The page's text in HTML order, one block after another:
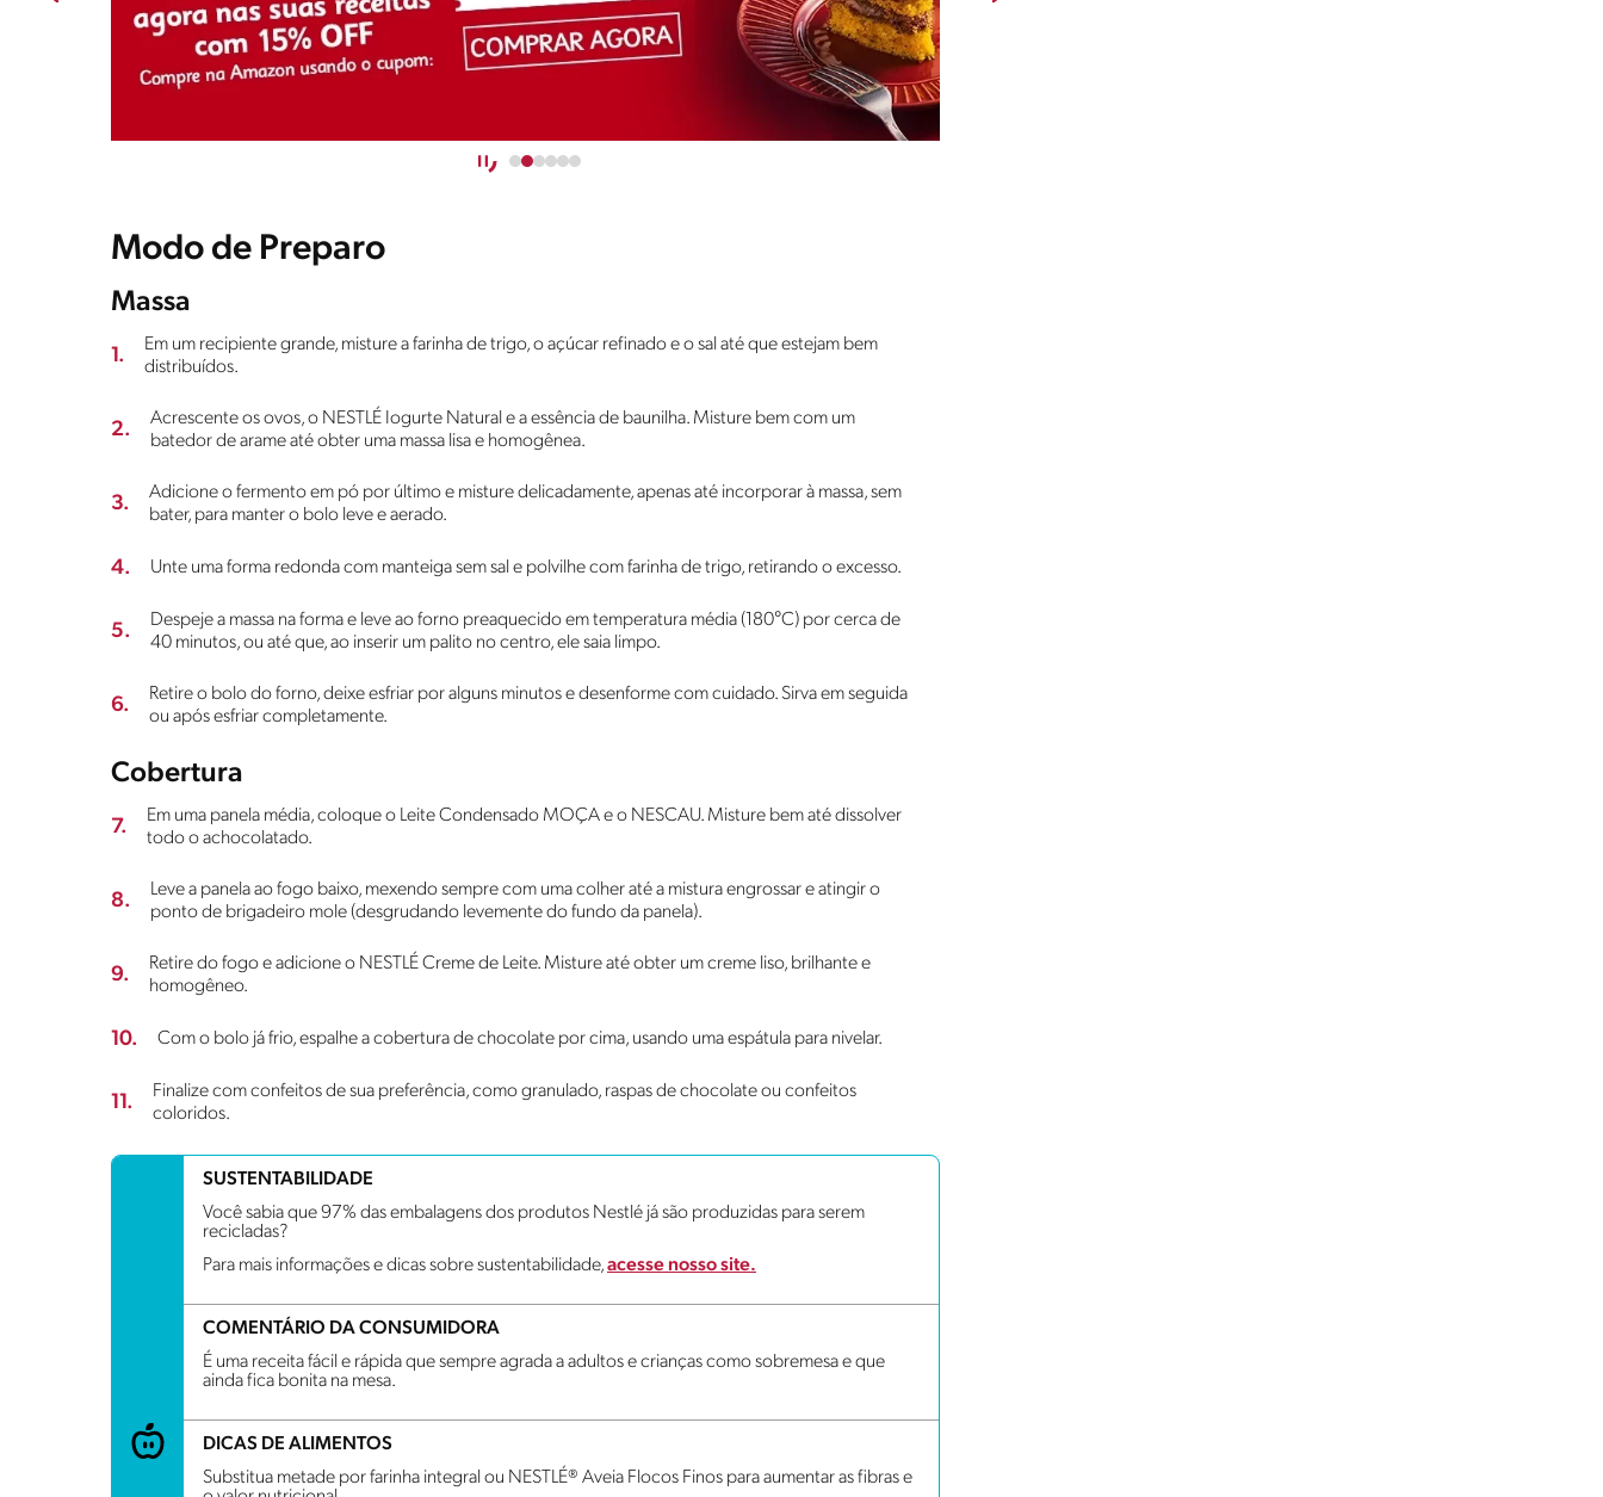
Modo de Preparo
Massa
1.
Em um recipiente grande, misture a farinha de trigo, o açúcar refinado e o sal até que estejam bem
distribuídos.
2.
Acrescente os ovos, o NESTLÉ Iogurte Natural e a essência de baunilha. Misture bem com um
batedor de arame até obter uma massa lisa e homogênea.
3.
Adicione o fermento em pó por último e misture delicadamente, apenas até incorporar à massa, sem
bater, para manter o bolo leve e aerado.
4. Unte uma forma redonda com manteiga sem sal e polvilhe com farinha de trigo, retirando o excesso.
5.
Despeje a massa na forma e leve ao forno preaquecido em temperatura média (180°C) por cerca de
40 minutos, ou até que, ao inserir um palito no centro, ele saia limpo.
6.
Retire o bolo do forno, deixe esfriar por alguns minutos e desenforme com cuidado. Sirva em seguida
ou após esfriar completamente.
Cobertura
7.
Em uma panela média, coloque o Leite Condensado MOÇA e o NESCAU. Misture bem até dissolver
todo o achocolatado.
8.
Leve a panela ao fogo baixo, mexendo sempre com uma colher até a mistura engrossar e atingir o
ponto de brigadeiro mole (desgrudando levemente do fundo da panela).
9.
Retire do fogo e adicione o NESTLÉ Creme de Leite. Misture até obter um creme liso, brilhante e
homogêneo.
10. Com o bolo já frio, espalhe a cobertura de chocolate por cima, usando uma espátula para nivelar.
11.
Finalize com confeitos de sua preferência, como granulado, raspas de chocolate ou confeitos
coloridos.
SUSTENTABILIDADE
Você sabia que 97% das embalagens dos produtos Nestlé já são produzidas para serem
recicladas?
Para mais informações e dicas sobre sustentabilidade,acesse nosso site.
COMENTÁRIO DA CONSUMIDORA
É uma receita fácil e rápida que sempre agrada a adultos e crianças como sobremesa e que
ainda fica bonita na mesa.
DICAS DE ALIMENTOS
Substitua metade por farinha integral ou NESTLÉ® Aveia Flocos Finos para aumentar as fibras e